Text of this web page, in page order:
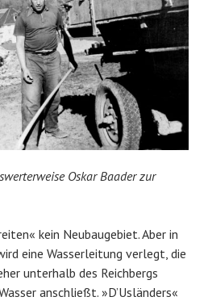
Oskar Baader zur
kein Neubaugebiet. Aber in
eine Wasserleitung verlegt, die
unterhalb des Reichbergs
anschließt. »D’Usländers«